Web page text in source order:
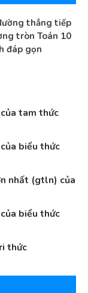
thẳng tiếp
tròn Toán 10
đáp gọn
tam thức
biểu thức
nhất (gtln) của
biểu thức
thức